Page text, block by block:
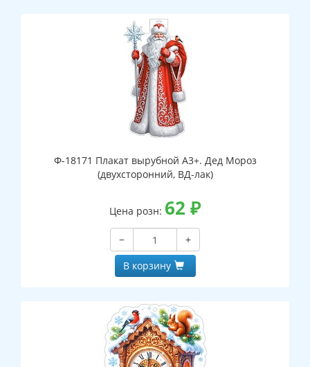
Ф-18171 Плакат вырубной А3+. Дед Мороз
(двухсторонний, ВД-лак)
Цена розн: 62 ₽
−
+
В корзину